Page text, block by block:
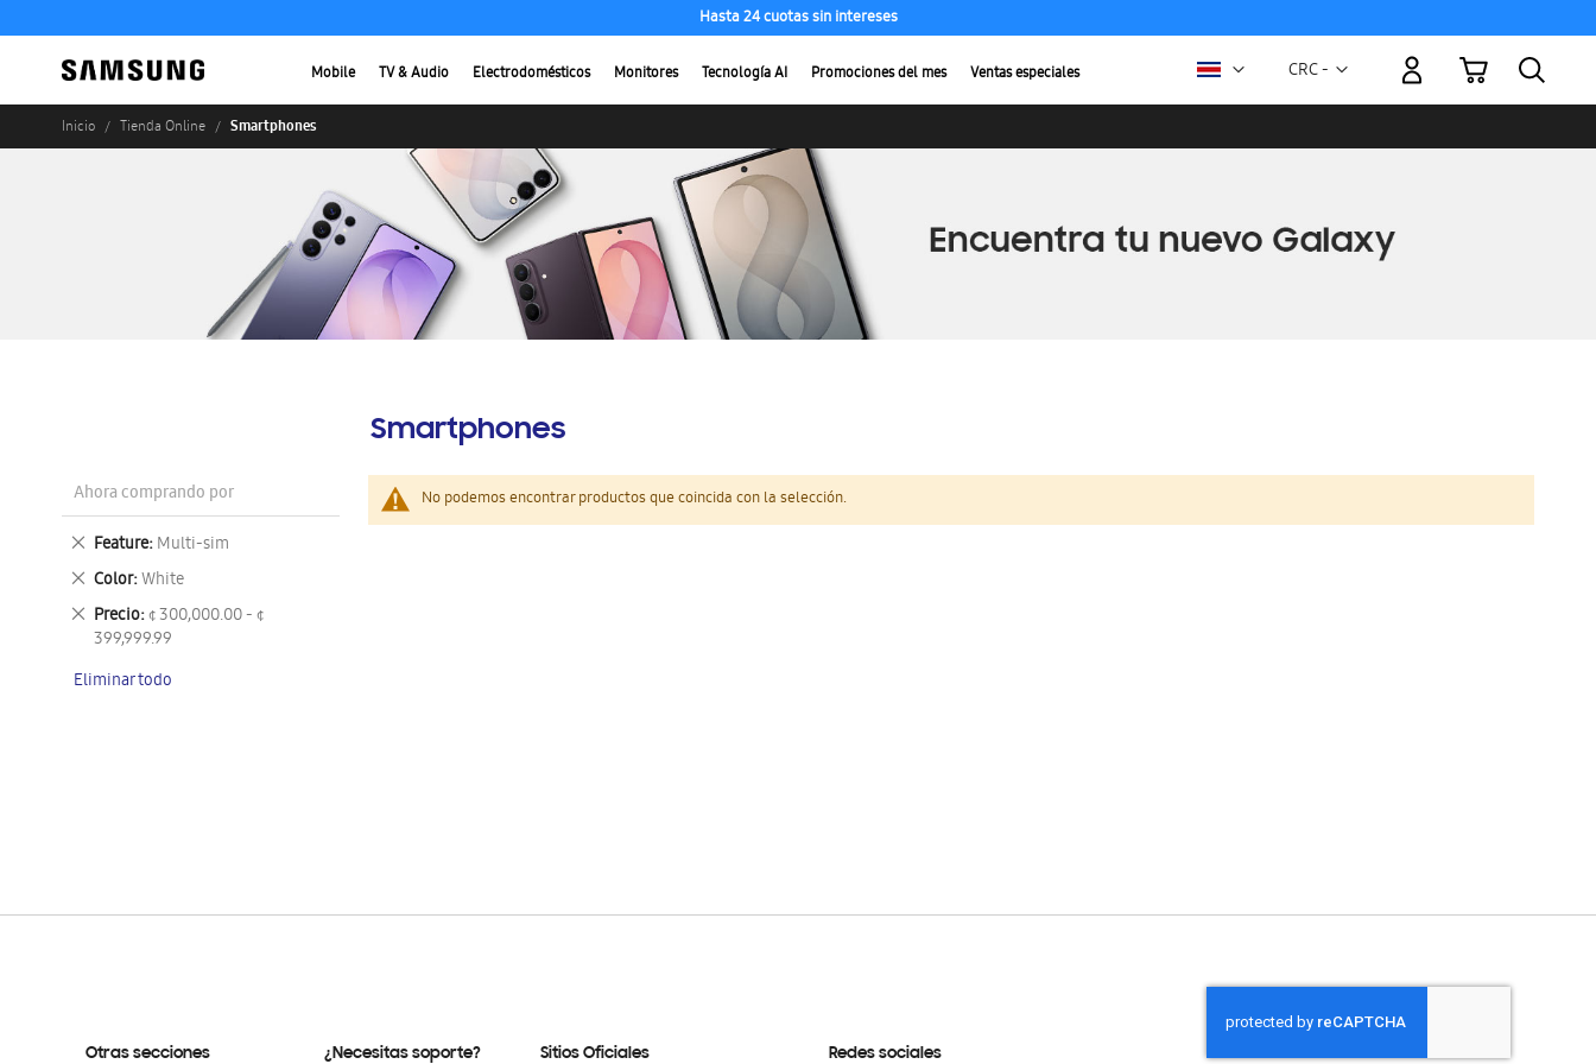
Hasta 24 cuotas sin intereses
Mobile TV & Audio Electrodomésticos Monitores Tecnología AI Promociones del mes Ventas especiales Moneda
CRC -
Mi carrito
Inicio Tienda Online Smartphones
Smartphones
No podemos encontrar productos que coincida con la selección.
Ahora comprando por
Feature Multi-sim
Eliminar
este
artículo
Color White
Eliminar
este
artículo
Precio ¢ 300,000.00 - ¢
399,999.99
Eliminar
este
Eliminar todo
Otras secciones ¿Necesitas soporte? Sitios Oficiales Redes sociales